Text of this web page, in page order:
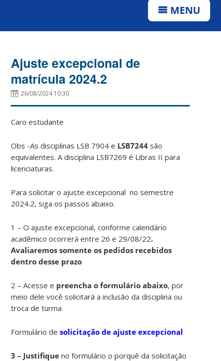
MENU
Ajuste excepcional de
matrícula 2024.2
26/08/2024 10:30
Caro estudante
Obs -As disciplinas LSB 7904 e LSB7244 são
equivalentes. A disciplina LSB7269 é Libras II para
licenciaturas.
Para solicitar o ajuste excepcional no semestre
2024.2, siga os passos abaixo.
1 – O ajuste excepcional, conforme calendário
acadêmico ocorrerá entre 26 e 29/08/22.
Avaliaremos somente os pedidos recebidos
dentro desse prazo
2 – Acesse e preencha o formulário abaixo, por
meio dele você solicitará a inclusão da disciplina ou
troca de turma
Formulário desolicitação de ajuste excepcional
3 – Justifique no formulário o porquê da solicitação